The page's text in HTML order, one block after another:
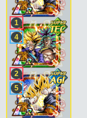
1
4
2
5